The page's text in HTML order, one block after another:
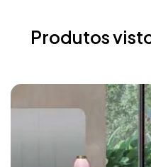
Produtos